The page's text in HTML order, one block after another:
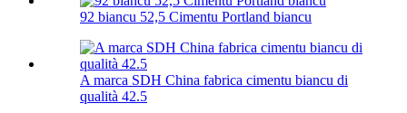
92 biancu 52,5 Cimentu Portland biancu
A marca SDH China fabrica cimentu biancu di
qualità 42.5